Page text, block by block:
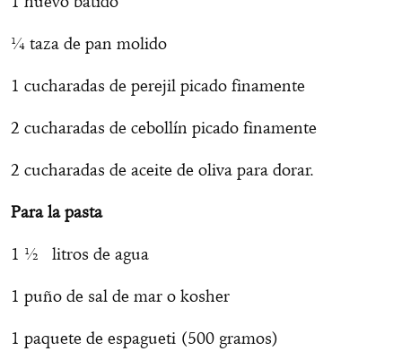
¼ taza de pan molido
1 cucharadas de perejil picado finamente
2 cucharadas de cebollín picado finamente
2 cucharadas de aceite de oliva para dorar.
Para la pasta
1 ½ litros de agua
1 puño de sal de mar o kosher
1 paquete de espagueti (500 gramos)